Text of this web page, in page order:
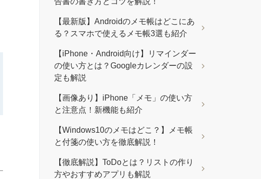
【最新版】Androidのメモ帳はどこにあ
る？スマホで使えるメモ帳3選も紹介
【iPhone・Android向け】リマインダー
の使い方とは？Googleカレンダーの設
定も解説
【画像あり】iPhone「メモ」の使い方
と注意点！新機能も紹介
【Windows10のメモはどこ？】メモ帳
と付箋の使い方を徹底解説！
【徹底解説】ToDoとは？リストの作り
方やおすすめアプリも解説